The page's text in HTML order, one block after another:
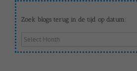
Zoek blogs terug in de tijd op datum:
Zoek